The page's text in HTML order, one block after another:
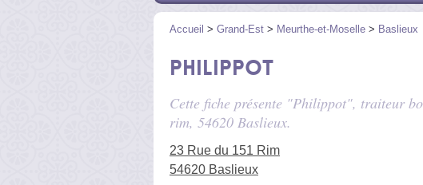
Accueil > Grand-Est > Meurthe-et-Moselle > Baslieux
Philippot
Cette fiche présente "Philippot", traiteur
rim, 54620 Baslieux.
23 Rue du 151 Rim
54620 Baslieux